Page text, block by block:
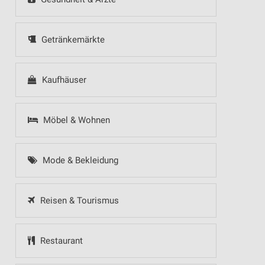
Getränkemärkte
Kaufhäuser
Möbel & Wohnen
Mode & Bekleidung
Reisen & Tourismus
Restaurant